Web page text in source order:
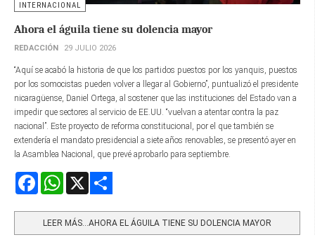
INTERNACIONAL
Ahora el águila tiene su dolencia mayor
REDACCIÓN 29 JULIO 2026
“Aquí se acabó la historia de que los partidos puestos por los yanquis, puestos
por los somocistas pueden volver a llegar al Gobierno”, puntualizó el presidente
nicaragüense, Daniel Ortega, al sostener que las instituciones del Estado van a
impedir que sectores al servicio de EE.UU. “vuelvan a atentar contra la paz
nacional”. Este proyecto de reforma constitucional, por el que también se
extendería el mandato presidencial a siete años renovables, se presentó ayer en
la Asamblea Nacional, que prevé aprobarlo para septiembre.
FacebookWhatsApp
LEER MÁS…AHORA EL ÁGUILA TIENE SU DOLENCIA MAYOR